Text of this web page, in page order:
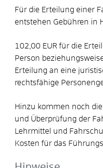
Für die Erteilung einer
entstehen Gebühren in
102,00 EUR für die
Person
Erteilung an eine
rechtsfähige
Hinzu kommen noch
und Überprüfung der
Lehrmittel und
Kosten für das